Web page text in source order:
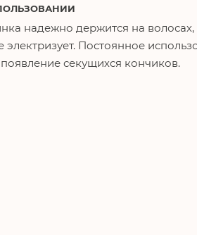
надежно держится на
электризует. Постоянное
секущихся кончиков.